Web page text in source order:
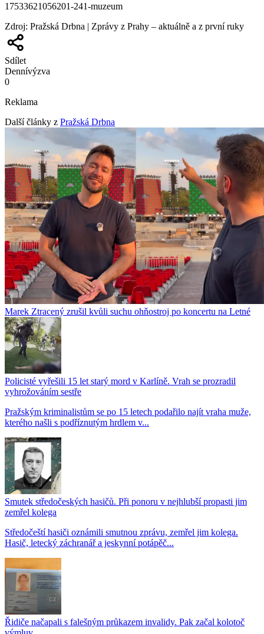
17533621056201-241-muzeum
Zdroj: Pražská Drbna | Zprávy z Prahy – aktuálně a z první ruky
Sdílet
Dennívýzva
0
Reklama
Další články z Pražská Drbna
Marek Ztracený zrušil kvůli suchu ohňostroj po koncertu na Letné
Policisté vyřešili 15 let starý mord v Karlíně. Vrah se prozradil
vyhrožováním sestře
Pražským kriminalistům se po 15 letech podařilo najít vraha muže,
kterého našli s podříznutým hrdlem v...
Smutek středočeských hasičů. Při ponoru v nejhlubší propasti jim
zemřel kolega
Středočeští hasiči oznámili smutnou zprávu, zemřel jim kolega.
Hasič, letecký záchranář a jeskynní potápěč...
Řidiče načapali s falešným průkazem invalidy. Pak začal kolotoč